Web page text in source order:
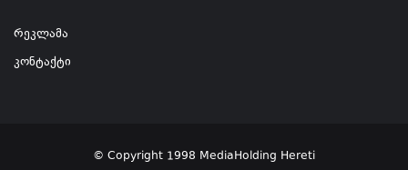
რეკლამა
კონტაქტი
© Copyright 1998 MediaHolding Hereti